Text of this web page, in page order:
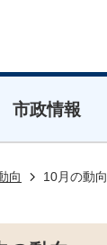
市政情報
向 10月の動向